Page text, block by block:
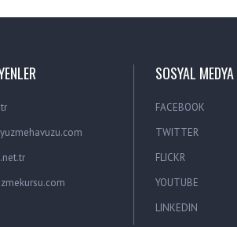
SOSYAL MEDYA
FACEBOOK
TWITTER
FLICKR
YOUTUBE
LINKEDIN